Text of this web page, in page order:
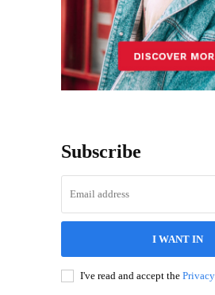
Subscribe
I WANT IN
I've read and accept the